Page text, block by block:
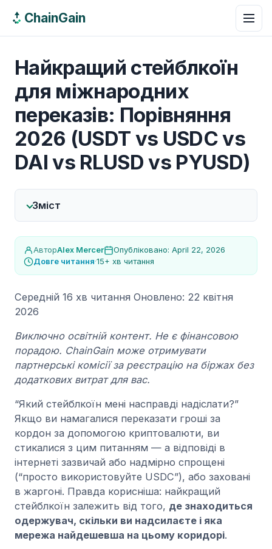
ChainGain
Найкращий стейблкоїн
для міжнародних
переказів: Порівняння
2026 (USDT vs USDC vs
DAI vs RLUSD vs PYUSD)
Зміст
АвторAlex Mercer
Опубліковано: April 22, 2026
Довге читання·15+ хв читання
Середній 16 хв читання Оновлено: 22 квітня
2026
Виключно освітній контент. Не є фінансовою
порадою. ChainGain може отримувати
партнерські комісії за реєстрацію на біржах без
додаткових витрат для вас.
“Який стейблкоїн мені насправді надіслати?”
Якщо ви намагалися переказати гроші за
кордон за допомогою криптовалюти, ви
стикалися з цим питанням — а відповіді в
інтернеті зазвичай або надмірно спрощені
(“просто використовуйте USDC”), або заховані
в жаргоні. Правда корисніша: найкращий
стейблкоїн залежить від того, де знаходиться
одержувач, скільки ви надсилаєте і яка
мережа найдешевша на цьому коридорі.